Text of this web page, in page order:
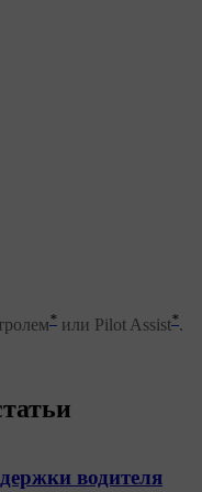
* или Pilot Assist*.
водителя